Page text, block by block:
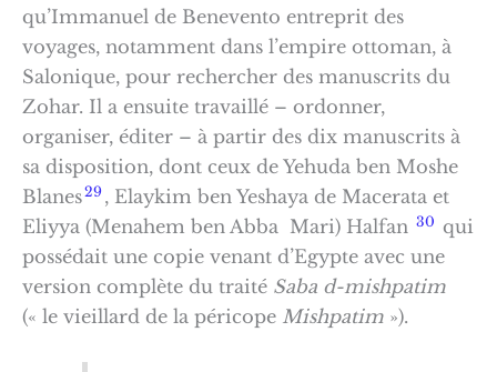
qu’Immanuel de Benevento entreprit des
voyages, notamment dans l’empire ottoman, à
Salonique, pour rechercher des manuscrits du
Zohar. Il a ensuite travaillé – ordonner,
organiser, éditer – à partir des dix manuscrits à
sa disposition, dont ceux de Yehuda ben Moshe
Blanes29 , Elaykim ben Yeshaya de Macerata et
Eliyya (Menahem ben Abba Mari) Halfan 30 qui
possédait une copie venant d’Egypte avec une
version complète du traité Saba d-mishpatim
(« le vieillard de la péricope Mishpatim »).